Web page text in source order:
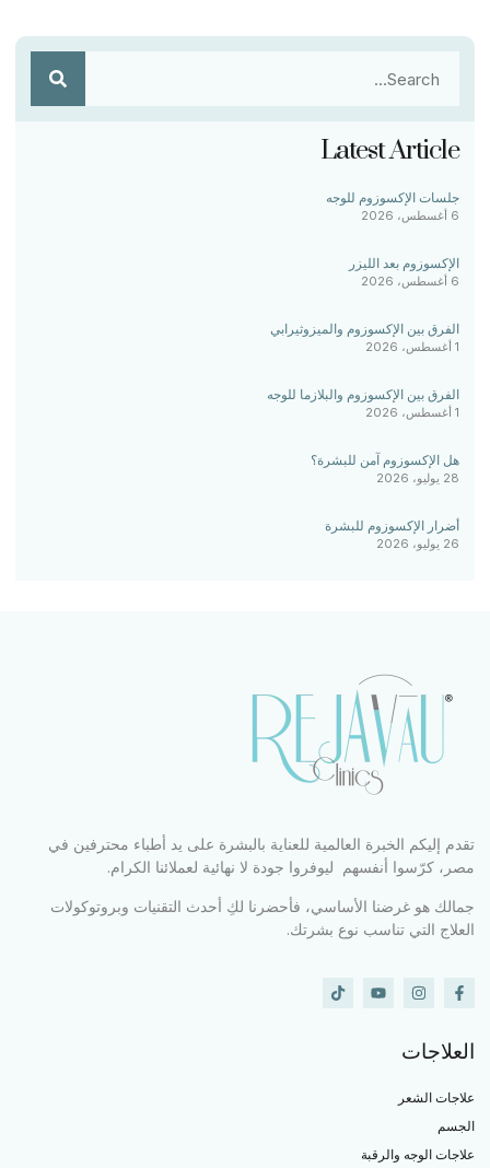
Latest Article
جلسات الإكسوزوم للوجه
6 أغسطس، 2026
الإكسوزوم بعد الليزر
6 أغسطس، 2026
الفرق بين الإكسوزوم والميزوثيرابي
1 أغسطس، 2026
الفرق بين الإكسوزوم والبلازما للوجه
1 أغسطس، 2026
هل الإكسوزوم آمن للبشرة؟
28 يوليو، 2026
أضرار الإكسوزوم للبشرة
26 يوليو، 2026
تقدم إليكم الخبرة العالمية للعناية بالبشرة على يد أطباء محترفين في
مصر، كرّسوا أنفسهم ليوفروا جودة لا نهائية لعملائنا الكرام.
جمالك هو غرضنا الأساسي، فأحضرنا لكِ أحدث التقنيات وبروتوكولات
العلاج التي تناسب نوع بشرتك.
العلاجات
علاجات الشعر
الجسم
علاجات الوجه والرقبة